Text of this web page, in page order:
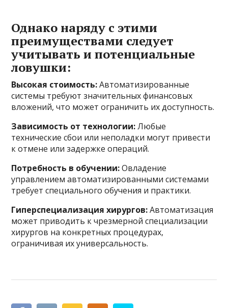
Однако наряду с этими
преимуществами следует
учитывать и потенциальные
ловушки:
Высокая стоимость:Автоматизированные
системы требуют значительных финансовых
вложений, что может ограничить их доступность.
Зависимость от технологии:Любые
технические сбои или неполадки могут привести
к отмене или задержке операций.
Потребность в обучении:Овладение
управлением автоматизированными системами
требует специального обучения и практики.
Гиперспециализация хирургов:Автоматизация
может приводить к чрезмерной специализации
хирургов на конкретных процедурах,
ограничивая их универсальность.